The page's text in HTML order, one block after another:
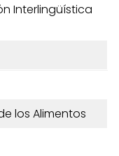
Interlingüística
los Alimentos